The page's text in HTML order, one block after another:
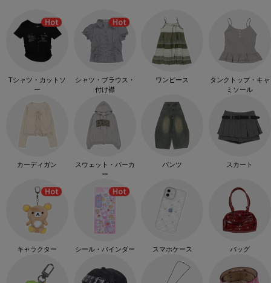
Tシャツ・カットソ
ー
シャツ・ブラウス・
付け襟
ワンピース
タンクトップ・キャ
ミソール
カーディガン
スウェット・パーカ
ー
パンツ スカート
キャラクター シール・バインダー スマホケース バッグ